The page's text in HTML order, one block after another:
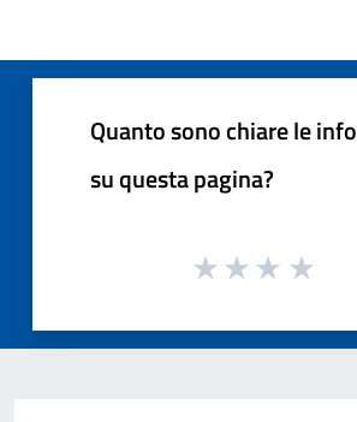
Quanto sono chiare le
su questa pagina?